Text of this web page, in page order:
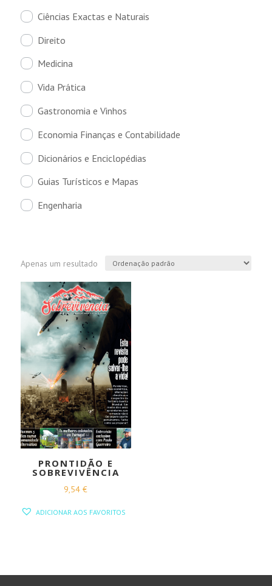
Ciências Exactas e Naturais
Direito
Medicina
Vida Prática
Gastronomia e Vinhos
Economia Finanças e Contabilidade
Dicionários e Enciclopédias
Guias Turísticos e Mapas
Engenharia
Apenas um resultado
PRONTIDÃO E
SOBREVIVÊNCIA
9,54€
ADICIONAR AOS FAVORITOS